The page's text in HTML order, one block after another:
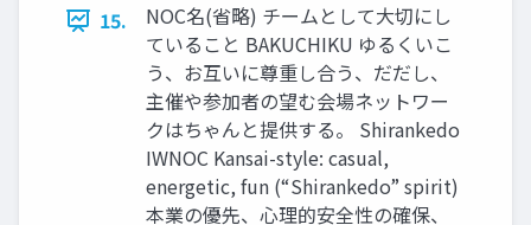
15.
NOC名(省略) チームとして大切にし
ていること BAKUCHIKU ゆるくいこ
う、お互いに尊重し合う、だだし、
主催や参加者の望む会場ネットワー
クはちゃんと提供する。 Shirankedo
IWNOC Kansai-style: casual,
energetic, fun (“Shirankedo” spirit)
本業の優先、心理的安全性の確保、